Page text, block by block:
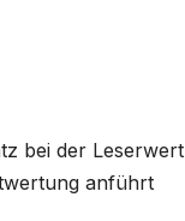
bei der
anführt